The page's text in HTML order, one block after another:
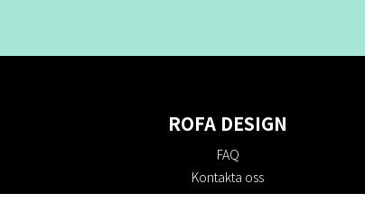
ROFA DESIGN
FAQ
Kontakta oss
Om oss